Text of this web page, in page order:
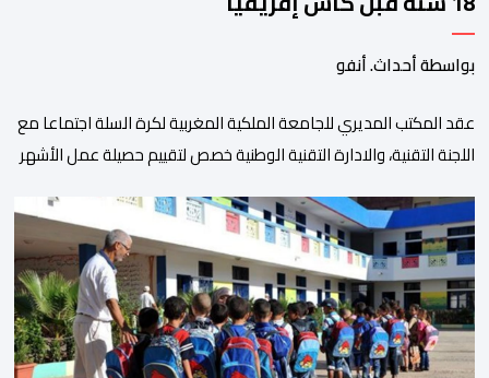
بواسطة أحداث. أنفو
عقد المكتب المديري للجامعة الملكية المغربية لكرة السلة اجتماعا مع
اللجنة التقنية، والادارة التقنية الوطنية خصص لتقييم حصيلة عمل الأشهر
المنتخبات الوطنية خلال الفترة الأخيرة. وشهد الاجتماع تقديم عرض
مفصل حول مشاركة المنتخبين الوطنيين لأقل من 18 سنة، إناثا وذكورا،
من طرف اللجنة التقنية التي واكبت كل […]